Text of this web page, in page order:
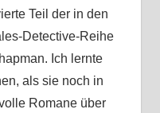
Teil der in den
Detective-Reihe
Ich lernte
als sie noch in
Romane über